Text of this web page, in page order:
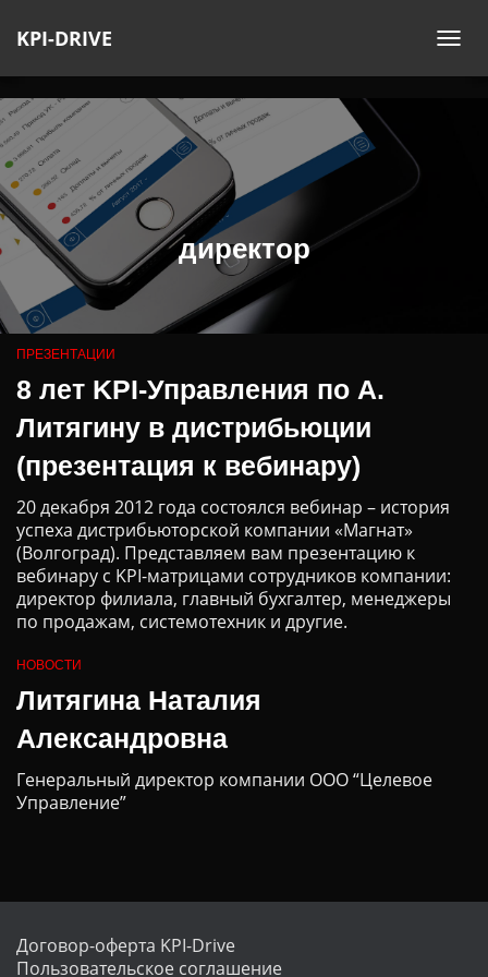
KPI-DRIVE
директор
ПРЕЗЕНТАЦИИ
8 лет KPI-Управления по А.
Литягину в дистрибьюции
(презентация к вебинару)
20 декабря 2012 года состоялся вебинар – история
успеха дистрибьюторской компании «Магнат»
(Волгоград). Представляем вам презентацию к
вебинару с KPI-матрицами сотрудников компании:
директор филиала, главный бухгалтер, менеджеры
по продажам, системотехник и другие.
НОВОСТИ
Литягина Наталия
Александровна
Генеральный директор компании ООО “Целевое
Управление”
Договор-оферта KPI-Drive
Пользовательское соглашение